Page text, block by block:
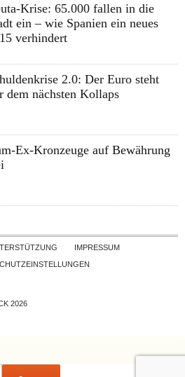
Krise: 65.000 fallen in die
ein – wie Spanien ein neues
verhindert
2.0: Der Euro steht
dem nächsten Kollaps
Ex-Kronzeuge auf Bewährung
Skip to contentIMPRESSUM
2026